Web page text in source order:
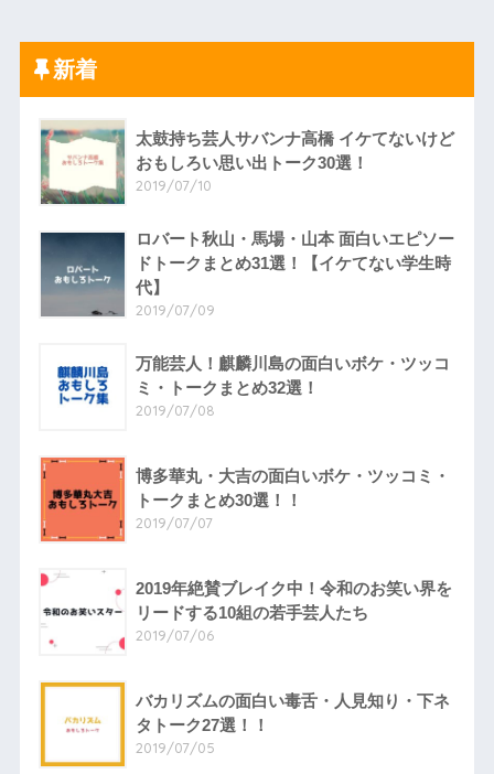
新着
太鼓持ち芸人サバンナ高橋 イケてないけど
おもしろい思い出トーク30選！
2019/07/10
ロバート秋山・馬場・山本 面白いエピソー
ドトークまとめ31選！【イケてない学生時
代】
2019/07/09
万能芸人！麒麟川島の面白いボケ・ツッコ
ミ・トークまとめ32選！
2019/07/08
博多華丸・大吉の面白いボケ・ツッコミ・
トークまとめ30選！！
2019/07/07
2019年絶賛ブレイク中！令和のお笑い界を
リードする10組の若手芸人たち
2019/07/06
バカリズムの面白い毒舌・人見知り・下ネ
タトーク27選！！
2019/07/05